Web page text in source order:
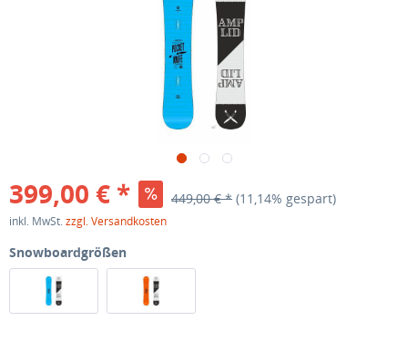
399,00 € * 449,00 € * (11,14% gespart)
inkl. MwSt.zzgl. Versandkosten
Snowboardgrößen